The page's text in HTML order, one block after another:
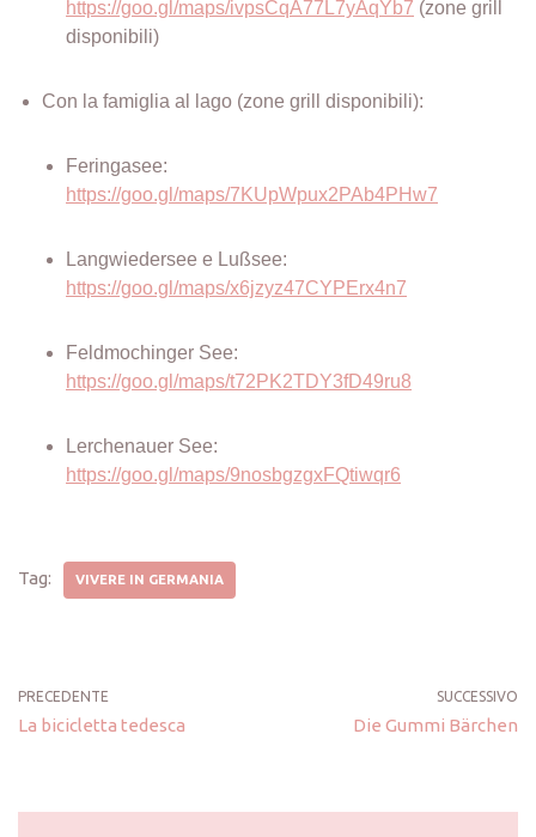
https://goo.gl/maps/ivpsCqA77L7yAqYb7 (zone grill
disponibili)
Con la famiglia al lago (zone grill disponibili):
Feringasee:
https://goo.gl/maps/7KUpWpux2PAb4PHw7
Langwiedersee e Lußsee:
https://goo.gl/maps/x6jzyz47CYPErx4n7
Feldmochinger See:
https://goo.gl/maps/t72PK2TDY3fD49ru8
Lerchenauer See:
https://goo.gl/maps/9nosbgzgxFQtiwqr6
Tag: VIVERE IN GERMANIA
PRECEDENTE
La bicicletta tedesca
SUCCESSIVO
Die Gummi Bärchen